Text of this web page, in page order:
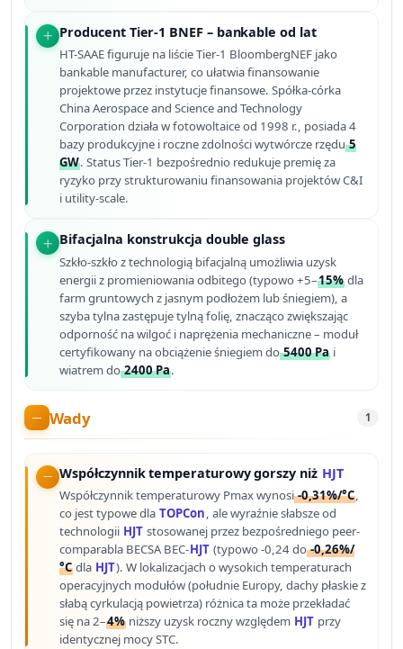
Producent Tier-1 BNEF – bankable od lat
HT-SAAE figuruje na liście Tier-1 BloombergNEF jako
bankable manufacturer, co ułatwia finansowanie
projektowe przez instytucje finansowe. Spółka-córka
China Aerospace and Science and Technology
Corporation działa w fotowoltaice od 1998 r., posiada 4
bazy produkcyjne i roczne zdolności wytwórcze rzędu5
GW. Status Tier-1 bezpośrednio redukuje premię za
ryzyko przy strukturowaniu finansowania projektów C&I
i utility-scale.
Bifacjalna konstrukcja double glass
Szkło-szkło z technologią bifacjalną umożliwia uzysk
energii z promieniowania odbitego (typowo +5–15% dla
farm gruntowych z jasnym podłożem lub śniegiem), a
szyba tylna zastępuje tylną folię, znacząco zwiększając
odporność na wilgoć i naprężenia mechaniczne – moduł
certyfikowany na obciążenie śniegiem do5400 Pa i
wiatrem do2400 Pa.
Wady 1
Współczynnik temperaturowy gorszy niż HJT
Współczynnik temperaturowy Pmax wynosi-0,31%/°C,
co jest typowe dla TOPCon, ale wyraźnie słabsze od
technologii HJT stosowanej przez bezpośredniego peer-
comparabla BECSA BEC-HJT (typowo -0,24 do-0,26%/
°C dla HJT). W lokalizacjach o wysokich temperaturach
operacyjnych modułów (południe Europy, dachy płaskie z
słabą cyrkulacją powietrza) różnica ta może przekładać
się na 2–4% niższy uzysk roczny względem HJT przy
identycznej mocy STC.